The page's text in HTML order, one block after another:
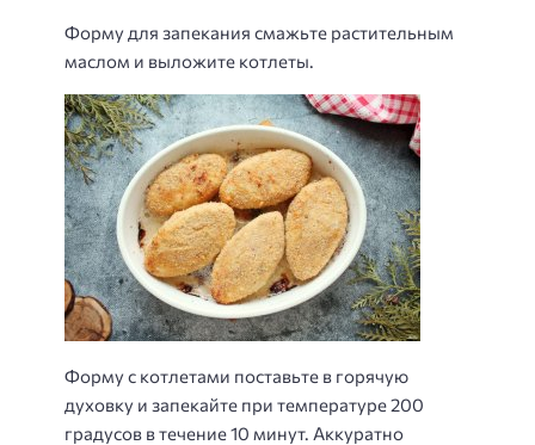
Форму для запекания смажьте растительным
маслом и выложите котлеты.
Форму с котлетами поставьте в горячую
духовку и запекайте при температуре 200
градусов в течение 10 минут. Аккуратно